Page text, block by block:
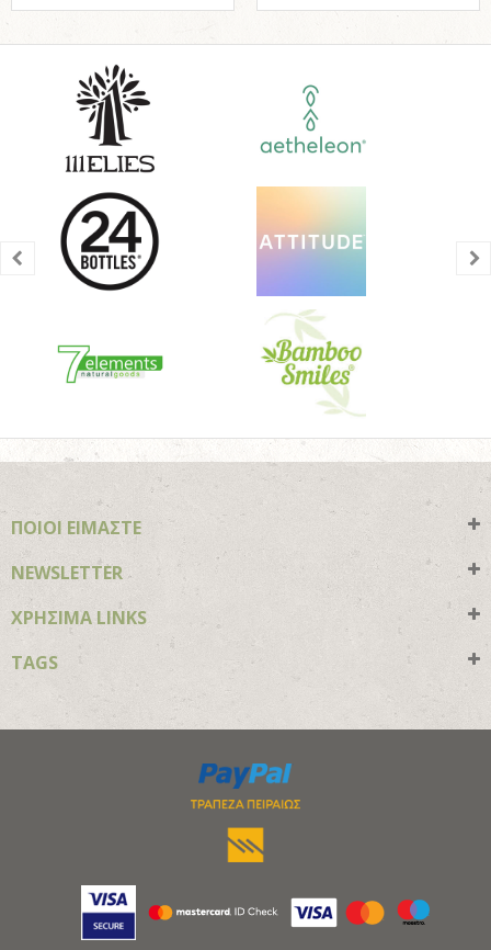
ΠΟΙΟΙ ΕΙΜΑΣΤΕ
NEWSLETTER
ΧΡΗΣΙΜΑ LINKS
TAGS